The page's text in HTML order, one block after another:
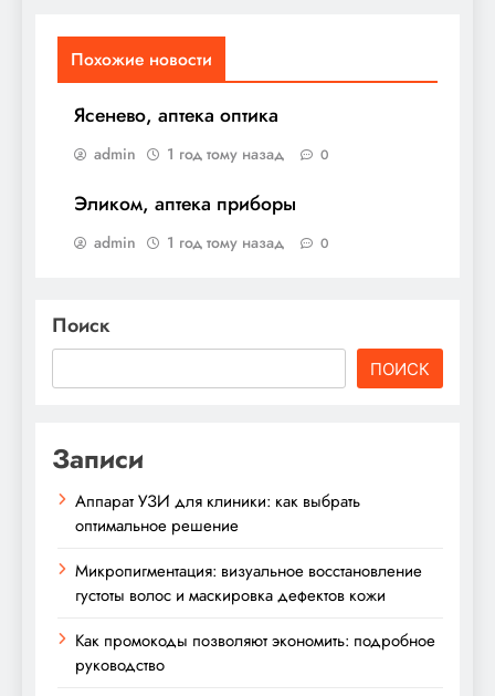
Похожие новости
Ясенево, аптека оптика
admin 1 год тому назад 0
Эликом, аптека приборы
admin 1 год тому назад 0
Поиск
ПОИСК
Записи
Аппарат УЗИ для клиники: как выбрать
оптимальное решение
Микропигментация: визуальное восстановление
густоты волос и маскировка дефектов кожи
Как промокоды позволяют экономить: подробное
руководство